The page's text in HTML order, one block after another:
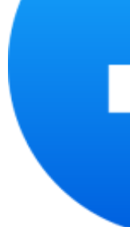
danh mục
chuyên sâu
hợp với
Laptop chính